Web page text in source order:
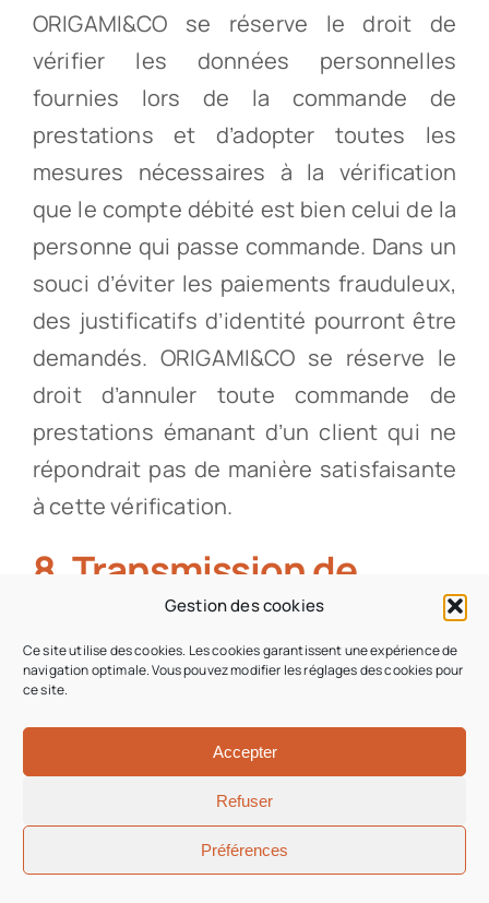
Gestion des cookies
Ce site utilise des cookies. Les cookies garantissent une expérience de
navigation optimale. Vous pouvez modifier les réglages des cookies pour
ce site.
Accepter
Refuser
Préférences
ORIGAMI&CO se réserve le droit de
vérifier les données personnelles
fournies lors de la commande de
prestations et d’adopter toutes les
mesures nécessaires à la vérification
que le compte débité est bien celui de la
personne qui passe commande. Dans un
souci d’éviter les paiements frauduleux,
des justificatifs d’identité pourront être
demandés. ORIGAMI&CO se réserve le
droit d’annuler toute commande de
prestations émanant d’un client qui ne
répondrait pas de manière satisfaisante
à cette vérification.
8. Transmission de
données à des
organismes tiers
Nous sommes les seuls propriétaires
des informations recueillies sur le Site
internet : vos données personnelles ne
seront pas vendues, échangées ou